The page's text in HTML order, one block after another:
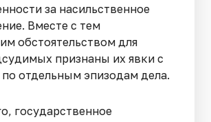
за насильственное
Вместе с тем
обстоятельством для
признаны их явки с
отдельным эпизодам дела.
государственное